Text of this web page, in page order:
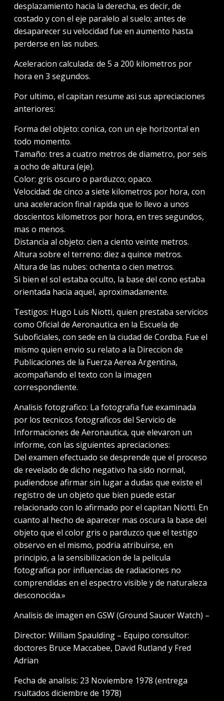
desplazamiento hacia la derecha, es decir, de
costado y con el eje paralelo al suelo; antes de
desaparecer su velocidad fue en aumento hasta
perderse en las nubes.
Aceleracion calculada: de 5 a 200 kilometros por
hora en 3 segundos.
Por ultimo, el capitan resume asi sus apreciaciones
anteriores:
Forma del objeto: conica, con un eje horizontal en
todo momento.
Tamaño: tres a cuatro metros de diametro, por seis
a ocho de altura (eje).
Color: gris oscuro o parduzco; opaco.
Velocidad: de cinco a siete kilometros por hora, con
una aceleracion final rapida que lo llevo a unos
doscientos kilometros por hora, en tres segundos,
mas o menos.
Distancia al objeto: cien a ciento veinte metros.
Altura sobre el terreno: diez a quince metros.
Altura de las nubes: ochenta o cien metros.
Si bien el sol estaba oculto, la base del cono estaba
orientada hacia aquel, aproximadamente.
Testigos: Hugo Luis Niotti, quien prestaba servicios
como Oficial de Aeronautica en la Escuela de
Suboficiales, con sede en la ciudad de Cordba. Fue el
mismo quien envio su relato a la Direccion de
Publicaciones de la Fuerza Aerea Argentina,
acompañando el texto con la imagen
correspondiente.
Analisis fotografico: La fotografia fue examinada
por los tecnicos fotograficos del Servicio de
Informaciones de Aeronautica, que elevaron un
informe, con las siguientes apreciaciones:
Del examen efectuado se desprende que el proceso
de revelado de dicho negativo ha sido normal,
pudiendose afirmar sin lugar a dudas que existe el
registro de un objeto que bien puede estar
relacionado con lo afirmado por el capitan Niotti. En
cuanto al hecho de aparecer mas oscura la base del
objeto que el color gris o parduzco que el testigo
observo en el mismo, podria atribuirse, en
principio, a la sensibilizacion de la pelicula
fotografica por influencias de radiaciones no
comprendidas en el espectro visible y de naturaleza
desconocida.»
Analisis de imagen en GSW (Ground Saucer Watch) –
Director: William Spaulding – Equipo consultor:
doctores Bruce Maccabee, David Rutland y Fred
Adrian
Fecha de analisis: 23 Noviembre 1978 (entrega
rsultados diciembre de 1978)